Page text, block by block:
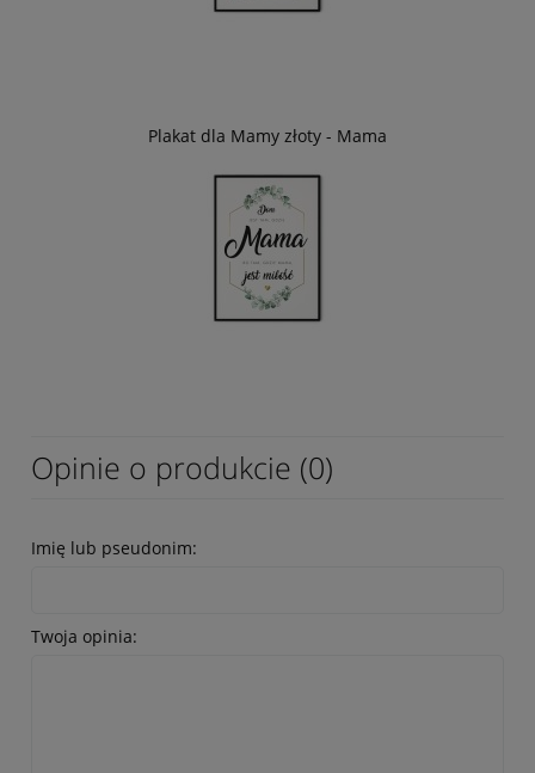
Plakat dla Mamy złoty - Mama
Opinie o produkcie (0)
Imię lub pseudonim:
Twoja opinia: